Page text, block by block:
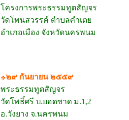
โครงการพระธรรมทูตสัญจร
วัดโพนสวรรค์ ตำบลคำเตย
อำเภอเมือง จังหวัดนครพนม
๒๙ กันยายน ๒๕๕๙
พระธรรมทูตสัญจร
วัดโพธิ์ศรี บ.ยอดชาด ม.1,2
อ.วังยาง จ.นครพนม